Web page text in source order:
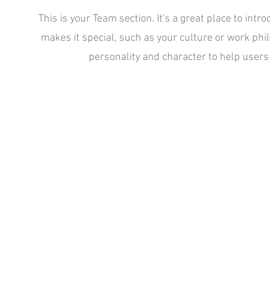
This is your Team section. It's a great place to
makes it special, such as your culture or work
personality and character to help